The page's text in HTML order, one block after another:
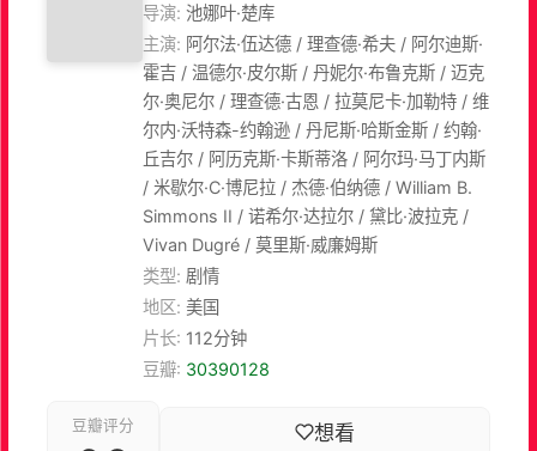
导演: 池娜叶·楚库
主演: 阿尔法·伍达德 / 理查德·希夫 / 阿尔迪斯·
霍吉 / 温德尔·皮尔斯 / 丹妮尔·布鲁克斯 / 迈克
尔·奥尼尔 / 理查德·古恩 / 拉莫尼卡·加勒特 / 维
尔内·沃特森-约翰逊 / 丹尼斯·哈斯金斯 / 约翰·
丘吉尔 / 阿历克斯·卡斯蒂洛 / 阿尔玛·马丁内斯
/ 米歇尔·C·博尼拉 / 杰德·伯纳德 / William B.
Simmons II / 诺希尔·达拉尔 / 黛比·波拉克 /
Vivan Dugré / 莫里斯·威廉姆斯
类型: 剧情
地区: 美国
片长: 112分钟
豆瓣: 30390128
豆瓣评分 想看